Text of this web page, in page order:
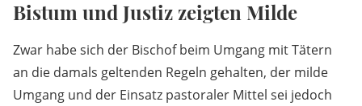
Bistum und Justiz zeigten Milde
Zwar habe sich der Bischof beim Umgang mit Tätern
an die damals geltenden Regeln gehalten, der milde
Umgang und der Einsatz pastoraler Mittel sei jedoch